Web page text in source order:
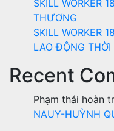
SKILL WORKER
THƯƠNG
SKILL WORKER
LAO ĐỘNG
Recent
Phạm thái hoàn
NAUY-HUỲNH